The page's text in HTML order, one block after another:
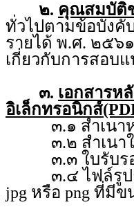
๒. คุณสมบัติ
ทั่วไปตามข้อบังคั
รายได้ พ.ศ. ๒๕๖
เกี่ยวกับการสอบ
๓. เอกสารห
อิเล็กทรอนิกส์
๓.๑ สำเนาห
๓.๒ สำเนาใบ
๓.๓ ใบรับรอง
๓.๔ ไฟล์รูปถ่า
jpg หรือ png ที่มี